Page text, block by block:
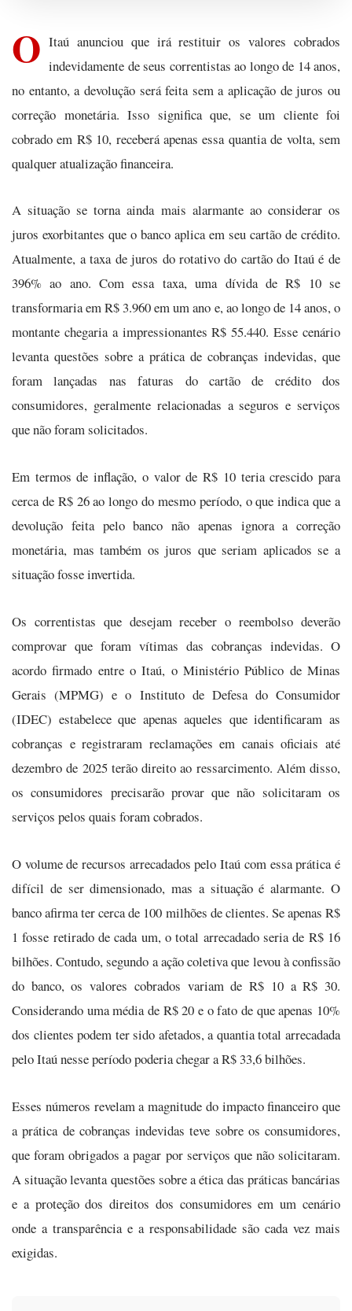
O Itaú anunciou que irá restituir os valores cobrados
indevidamente de seus correntistas ao longo de 14 anos,
no entanto, a devolução será feita sem a aplicação de juros ou
correção monetária. Isso significa que, se um cliente foi
cobrado em R$ 10, receberá apenas essa quantia de volta, sem
qualquer atualização financeira.
A situação se torna ainda mais alarmante ao considerar os
juros exorbitantes que o banco aplica em seu cartão de crédito.
Atualmente, a taxa de juros do rotativo do cartão do Itaú é de
396% ao ano. Com essa taxa, uma dívida de R$ 10 se
transformaria em R$ 3.960 em um ano e, ao longo de 14 anos, o
montante chegaria a impressionantes R$ 55.440. Esse cenário
levanta questões sobre a prática de cobranças indevidas, que
foram lançadas nas faturas do cartão de crédito dos
consumidores, geralmente relacionadas a seguros e serviços
que não foram solicitados.
Em termos de inflação, o valor de R$ 10 teria crescido para
cerca de R$ 26 ao longo do mesmo período, o que indica que a
devolução feita pelo banco não apenas ignora a correção
monetária, mas também os juros que seriam aplicados se a
situação fosse invertida.
Os correntistas que desejam receber o reembolso deverão
comprovar que foram vítimas das cobranças indevidas. O
acordo firmado entre o Itaú, o Ministério Público de Minas
Gerais (MPMG) e o Instituto de Defesa do Consumidor
(IDEC) estabelece que apenas aqueles que identificaram as
cobranças e registraram reclamações em canais oficiais até
dezembro de 2025 terão direito ao ressarcimento. Além disso,
os consumidores precisarão provar que não solicitaram os
serviços pelos quais foram cobrados.
O volume de recursos arrecadados pelo Itaú com essa prática é
difícil de ser dimensionado, mas a situação é alarmante. O
banco afirma ter cerca de 100 milhões de clientes. Se apenas R$
1 fosse retirado de cada um, o total arrecadado seria de R$ 16
bilhões. Contudo, segundo a ação coletiva que levou à confissão
do banco, os valores cobrados variam de R$ 10 a R$ 30.
Considerando uma média de R$ 20 e o fato de que apenas 10%
dos clientes podem ter sido afetados, a quantia total arrecadada
pelo Itaú nesse período poderia chegar a R$ 33,6 bilhões.
Esses números revelam a magnitude do impacto financeiro que
a prática de cobranças indevidas teve sobre os consumidores,
que foram obrigados a pagar por serviços que não solicitaram.
A situação levanta questões sobre a ética das práticas bancárias
e a proteção dos direitos dos consumidores em um cenário
onde a transparência e a responsabilidade são cada vez mais
exigidas.